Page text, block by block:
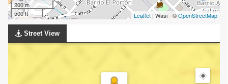
200 m
500 ft
Leaflet | Wasi - ©OpenStreetMap
Street View